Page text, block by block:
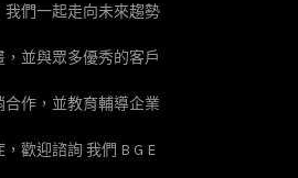
們一起走向未來趨勢
並與眾多優秀的客戶
作，並教育輔導企業
歡迎諮詢 我們 B G E